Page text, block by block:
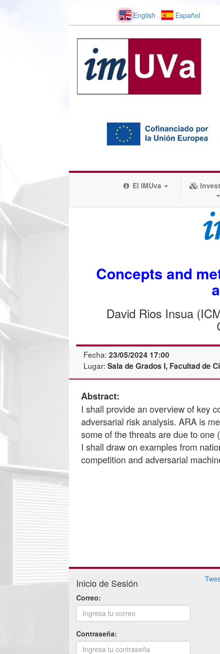
English Español
El IMUva
Concepts and
David Rios Insua
Fecha:23/05/2024 17:00
Lugar:Sala de Grados I, Facultad de
Abstract:
I shall provide an overview of key
adversarial risk analysis. ARA is
some of the threats are due to one
I shall draw on examples from
competition and adversarial
Inicio de Sesión
Correo:
Contraseña: